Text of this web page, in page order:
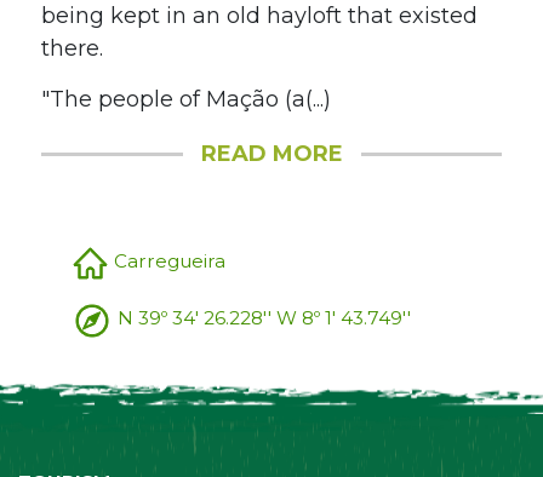
being kept in an old hayloft that existed
there.
"The people of Mação (a(...)
READ MORE
Carregueira
N 39º 34' 26.228'' W 8º 1' 43.749''